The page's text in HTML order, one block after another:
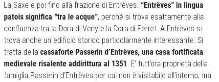
La Saxe e poi fino alla frazione di Entrèves. “Entrèves” in lingua
patois significa “tra le acque”, perché si trova esattamente alla
confluenza tra la Dora di Veny e la Dora di Ferret. A Entrèves si
trova anche un edificio storico particolarmente interessante. Si
tratta della cassaforte Passerin d’Entrèves, una casa fortificata
medievale risalente addirittura al 1351. E’ tutt’ora proprietà della
famiglia Passerin d’Entrèves per cui non è visitabile all’interno, ma